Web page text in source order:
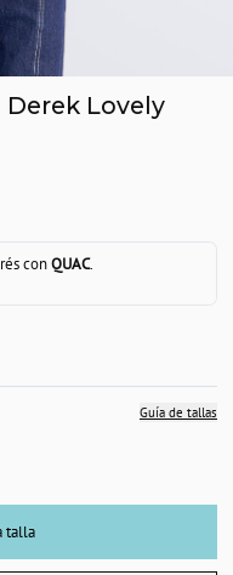
Derek Lovely
conQUAC.
Guía de tallas
talla